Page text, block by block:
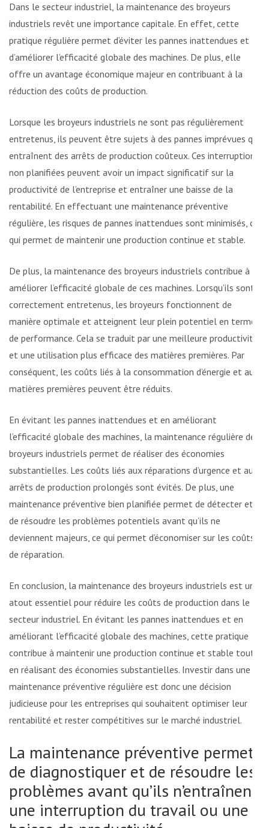
Dans le secteur industriel, la maintenance des broyeurs
industriels revêt une importance capitale. En effet, cette
pratique régulière permet d’éviter les pannes inattendues et
d’améliorer l’efficacité globale des machines. De plus, elle
offre un avantage économique majeur en contribuant à la
réduction des coûts de production.
Lorsque les broyeurs industriels ne sont pas régulièrement
entretenus, ils peuvent être sujets à des pannes imprévues qui
entraînent des arrêts de production coûteux. Ces interruptions
non planifiées peuvent avoir un impact significatif sur la
productivité de l’entreprise et entraîner une baisse de la
rentabilité. En effectuant une maintenance préventive
régulière, les risques de pannes inattendues sont minimisés, ce
qui permet de maintenir une production continue et stable.
De plus, la maintenance des broyeurs industriels contribue à
améliorer l’efficacité globale de ces machines. Lorsqu’ils sont
correctement entretenus, les broyeurs fonctionnent de
manière optimale et atteignent leur plein potentiel en termes
de performance. Cela se traduit par une meilleure productivité
et une utilisation plus efficace des matières premières. Par
conséquent, les coûts liés à la consommation d’énergie et aux
matières premières peuvent être réduits.
En évitant les pannes inattendues et en améliorant
l’efficacité globale des machines, la maintenance régulière des
broyeurs industriels permet de réaliser des économies
substantielles. Les coûts liés aux réparations d’urgence et aux
arrêts de production prolongés sont évités. De plus, une
maintenance préventive bien planifiée permet de détecter et
de résoudre les problèmes potentiels avant qu’ils ne
deviennent majeurs, ce qui permet d’économiser sur les coûts
de réparation.
En conclusion, la maintenance des broyeurs industriels est un
atout essentiel pour réduire les coûts de production dans le
secteur industriel. En évitant les pannes inattendues et en
améliorant l’efficacité globale des machines, cette pratique
contribue à maintenir une production continue et stable tout
en réalisant des économies substantielles. Investir dans une
maintenance préventive régulière est donc une décision
judicieuse pour les entreprises qui souhaitent optimiser leur
rentabilité et rester compétitives sur le marché industriel.
La maintenance préventive permet
de diagnostiquer et de résoudre les
problèmes avant qu’ils n’entraînent
une interruption du travail ou une